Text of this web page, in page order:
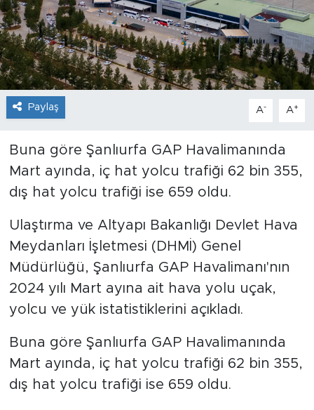
Paylaş A- A+
Buna göre Şanlıurfa GAP Havalimanında
Mart ayında, iç hat yolcu trafiği 62 bin 355,
dış hat yolcu trafiği ise 659 oldu.
Ulaştırma ve Altyapı Bakanlığı Devlet Hava
Meydanları İşletmesi (DHMİ) Genel
Müdürlüğü, Şanlıurfa GAP Havalimanı'nın
2024 yılı Mart ayına ait hava yolu uçak,
yolcu ve yük istatistiklerini açıkladı.
Buna göre Şanlıurfa GAP Havalimanında
Mart ayında, iç hat yolcu trafiği 62 bin 355,
dış hat yolcu trafiği ise 659 oldu.